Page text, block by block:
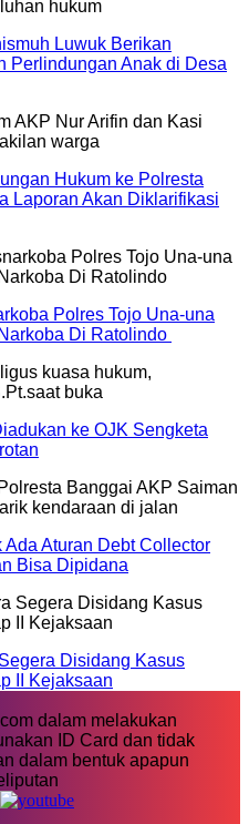
Luwuk Berikan
Perlindungan Anak di Desa
Hukum ke Polresta
Laporan Akan Diklarifikasi
Polres Tojo Una-una
Di Ratolindo
ke OJK Sengketa
Aturan Debt Collector
Bisa Dipidana
Disidang Kasus
II Kejaksaan
dalam melakukan
ID Card dan tidak
dalam bentuk apapun